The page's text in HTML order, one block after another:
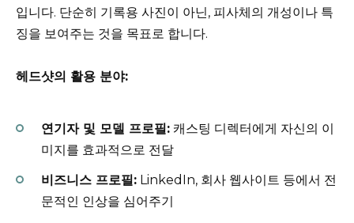
입니다. 단순히 기록용 사진이 아닌, 피사체의 개성이나 특
징을 보여주는 것을 목표로 합니다.
헤드샷의 활용 분야:
연기자 및 모델 프로필: 캐스팅 디렉터에게 자신의 이
미지를 효과적으로 전달
비즈니스 프로필: LinkedIn, 회사 웹사이트 등에서 전
문적인 인상을 심어주기